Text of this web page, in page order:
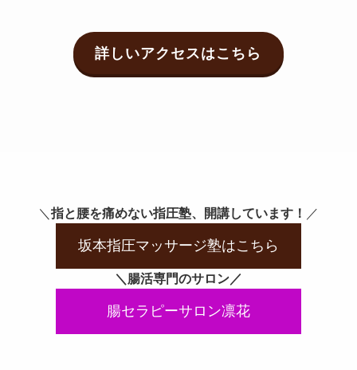
詳しいアクセスはこちら
＼ 指と腰を痛めない指圧塾、開講しています！ ／
坂本指圧マッサージ塾はこちら
＼腸活専門のサロン／
腸セラピーサロン凛花